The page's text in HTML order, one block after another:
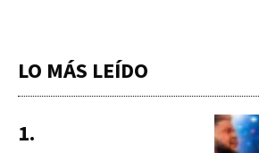
LO MÁS LEÍDO